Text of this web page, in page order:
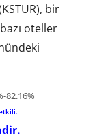
bir
oteller
82.16%